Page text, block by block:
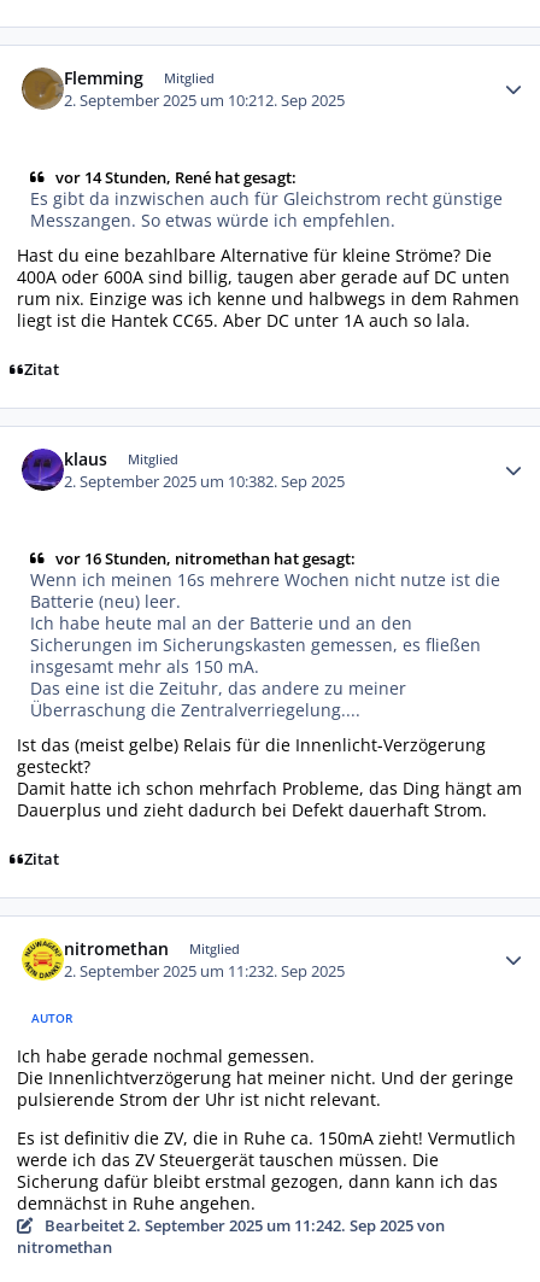
Flemming Mitglied
2. September 2025 um 10:212. Sep 2025
vor 14 Stunden, René hat gesagt:
Es gibt da inzwischen auch für Gleichstrom recht günstige
Messzangen. So etwas würde ich empfehlen.
Hast du eine bezahlbare Alternative für kleine Ströme? Die
400A oder 600A sind billig, taugen aber gerade auf DC unten
rum nix. Einzige was ich kenne und halbwegs in dem Rahmen
liegt ist die Hantek CC65. Aber DC unter 1A auch so lala.
Zitat
klaus Mitglied
2. September 2025 um 10:382. Sep 2025
vor 16 Stunden, nitromethan hat gesagt:
Wenn ich meinen 16s mehrere Wochen nicht nutze ist die
Batterie (neu) leer.
Ich habe heute mal an der Batterie und an den
Sicherungen im Sicherungskasten gemessen, es fließen
insgesamt mehr als 150 mA.
Das eine ist die Zeituhr, das andere zu meiner
Überraschung die Zentralverriegelung....
Ist das (meist gelbe) Relais für die Innenlicht-Verzögerung
gesteckt?
Damit hatte ich schon mehrfach Probleme, das Ding hängt am
Dauerplus und zieht dadurch bei Defekt dauerhaft Strom.
Zitat
nitromethan Mitglied
2. September 2025 um 11:232. Sep 2025
AUTOR
Ich habe gerade nochmal gemessen.
Die Innenlichtverzögerung hat meiner nicht. Und der geringe
pulsierende Strom der Uhr ist nicht relevant.
Es ist definitiv die ZV, die in Ruhe ca. 150mA zieht! Vermutlich
werde ich das ZV Steuergerät tauschen müssen. Die
Sicherung dafür bleibt erstmal gezogen, dann kann ich das
demnächst in Ruhe angehen.
Bearbeitet2. September 2025 um 11:242. Sep 2025von
nitromethan